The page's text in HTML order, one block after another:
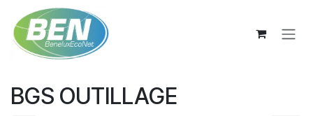
Se rendre au contenu
BGS OUTILLAGE